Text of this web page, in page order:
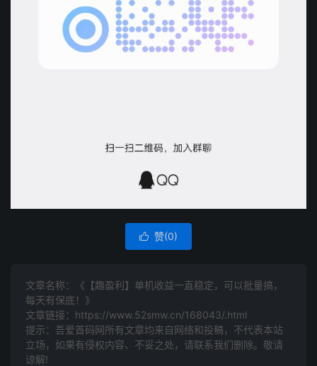
 赞(0)
文章名称：《【趣盈利】单机收益一直稳定，可以批量搞，
每天有保底！》
文章链接： https://www.52smw.cn/168043/.html
提示：吾爱首码网所有文章均来自网络和投稿，不代表本站
立场，如果有侵权内容、不妥之处，请联系我们删除。敬请
谅解!